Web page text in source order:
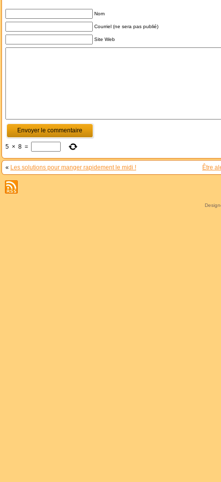
Nom
Courriel (ne sera pas publié)
Site Web
5 × 8 =
« Les solutions pour manger rapidement le midi ! Être